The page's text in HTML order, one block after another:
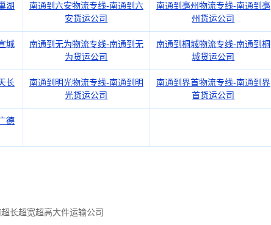
湖
南通到六安物流专线-南通到六
安货运公司
南通到亳州物流专线-南通到亳
州货运公司
城
南通到无为物流专线-南通到无
为货运公司
南通到桐城物流专线-南通到桐
城货运公司
长
南通到明光物流专线-南通到明
光货运公司
南通到界首物流专线-南通到界
首货运公司
德
长超宽超高大件运输公司